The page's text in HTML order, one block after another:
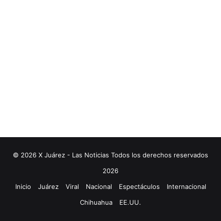
© 2026 X Juárez - Las Noticias Todos los derechos reservados
2026
Inicio
Juárez Viral Nacional Espectáculos
Internacional
Chihuahua
EE.UU.